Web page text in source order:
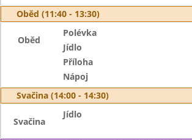
Oběd (11:40 - 13:30)
Oběd
Polévka
Jídlo
Příloha
Nápoj
Svačina (14:00 - 14:30)
Svačina
Jídlo